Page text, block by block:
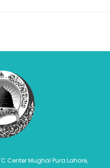
Center Mughal Pura Lahore,